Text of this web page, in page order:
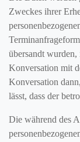
Zweckes ihrer
übersandt
Konversation mit
Konversation
lässt, dass der
Die während des